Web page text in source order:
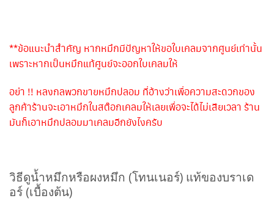
**ข้อแนะนำสำคัญ หากหมึกมีปัญหาให้ขอใบเคลมจากศูนย์เท่านั้น
เพราะหากเป็นหมึกแท้ศูนย์จะออกใบเคลมให้
อย่า !! หลงกลพวกขายหมึกปลอม ที่อ้างว่าเพื่อความสะดวกของ
ลูกค้าร้านจะเอาหมึกในสต๊อกเคลมให้เลยเพื่อจะได้ไม่เสียเวลา ร้าน
มันก็เอาหมึกปลอมมาเคลมอีกยังไงครับ
วิธีดูน้ำหมึกหรือผงหมึก (โทนเนอร์) แท้ของบราเด
อร์ (เบื้องต้น)